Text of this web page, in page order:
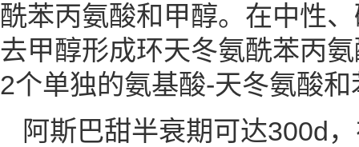
酰苯丙氨酸和甲醇。在中性
去甲醇形成环天冬氨酰苯丙
2个单独的氨基酸-天冬氨酸
阿斯巴甜半衰期可达300d